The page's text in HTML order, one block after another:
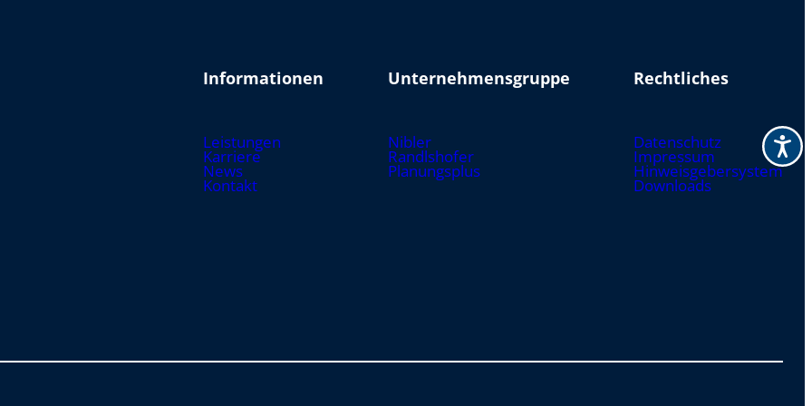
Informationen
Leistungen
Karriere
News
Kontakt
Unternehmensgruppe
Nibler
Randlshofer
Planungsplus
Rechtliches
Datenschutz
Impressum
Hinweisgebersystem
Downloads